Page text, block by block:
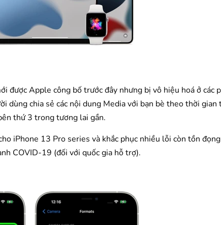
được Apple công bố trước đây nhưng bị vô hiệu hoá ở các
dùng chia sẻ các nội dung Media với bạn bè theo thời gian
thứ 3 trong tương lai gần.
iPhone 13 Pro series và khắc phục nhiều lỗi còn tồn
COVID-19 (đối với quốc gia hỗ trợ).